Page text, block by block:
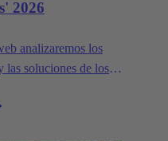
2026
analizaremos los
las soluciones de los